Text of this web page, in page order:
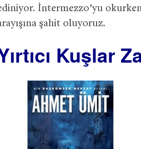
İntermezzo’yu
şahit oluyoruz.
Kuşlar